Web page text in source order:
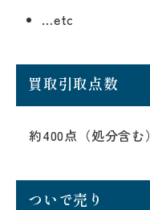
…etc
買取引取点数
約400点（処分含む）
ついで売り